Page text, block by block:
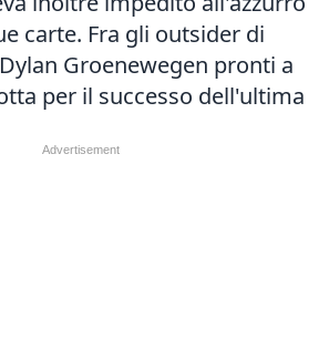
carte. Fra gli outsider di
Groenewegen pronti a
per il successo dell'ultima